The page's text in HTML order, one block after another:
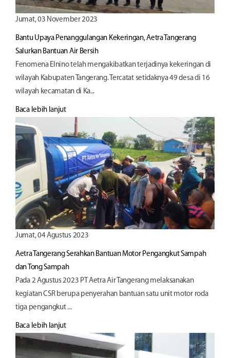
Jumat, 03 November 2023
Bantu Upaya Penanggulangan Kekeringan, Aetra Tangerang
Salurkan Bantuan Air Bersih
Fenomena Elnino telah mengakibatkan terjadinya kekeringan di
wilayah Kabupaten Tangerang. Tercatat setidaknya 49 desa di 16
wilayah kecamatan di Ka...
Baca lebih lanjut
Jumat, 04 Agustus 2023
Aetra Tangerang Serahkan Bantuan Motor Pengangkut Sampah
dan Tong Sampah
Pada 2 Agustus 2023 PT Aetra Air Tangerang melaksanakan
kegiatan CSR berupa penyerahan bantuan satu unit motor roda
tiga pengangkut ...
Baca lebih lanjut